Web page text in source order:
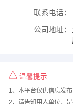
联系电话：
公司地址：
温馨提示
1、本平台仅供信息发
2、请告知用人单位，